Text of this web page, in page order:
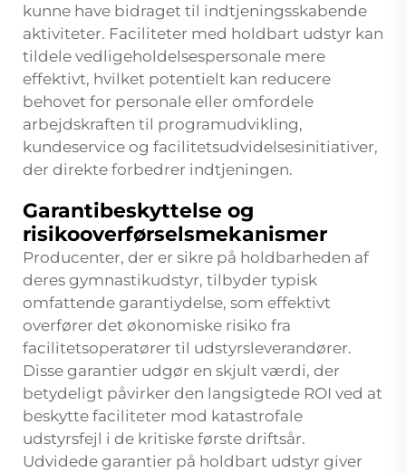
kunne have bidraget til indtjeningsskabende
aktiviteter. Faciliteter med holdbart udstyr kan
tildele vedligeholdelsespersonale mere
effektivt, hvilket potentielt kan reducere
behovet for personale eller omfordele
arbejdskraften til programudvikling,
kundeservice og facilitetsudvidelsesinitiativer,
der direkte forbedrer indtjeningen.
Garantibeskyttelse og
risikooverførselsmekanismer
Producenter, der er sikre på holdbarheden af
deres gymnastikudstyr, tilbyder typisk
omfattende garantiydelse, som effektivt
overfører det økonomiske risiko fra
facilitetsoperatører til udstyrsleverandører.
Disse garantier udgør en skjult værdi, der
betydeligt påvirker den langsigtede ROI ved at
beskytte faciliteter mod katastrofale
udstyrsfejl i de kritiske første driftsår.
Udvidede garantier på holdbart udstyr giver